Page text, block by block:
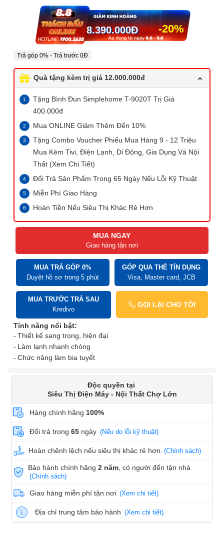
-20%
8.390.000Đ
Trả góp 0% - Trả trước 0Đ
Quà tặng kèm trị giá 12.000.000đ
Tặng Bình Đun Simplehome T-9020T Trị Giá
400.000đ
Mua ONLINE Giảm Thêm Đến 10%
Tặng Combo Voucher Phiếu Mua Hàng 9 - 12 Triệu
Mua Kèm Tivi, Điện Lạnh, Di Động, Gia Dụng Và Nội
Thất (Xem Chi Tiết)
Đổi Trả Sản Phẩm Trong 65 Ngày Nếu Lỗi Kỹ Thuật
Miễn Phí Giao Hàng
Hoàn Tiền Nếu Siêu Thị Khác Rẻ Hơn
MUA NGAY
Giao hàng tận nơi
MUA TRẢ GÓP 0%
Duyệt hồ sơ trong 5 phút
GÓP QUA THẺ TÍN DỤNG
Visa, Master card, JCB
MUA TRƯỚC TRẢ SAU
Kredivo
GỌI LẠI CHO TÔI
Tính năng nổi bật:
Thiết kế sang trọng, hiện đại
Làm lạnh nhanh chóng
Chức năng làm bia tuyết
Độc quyền tại
Siêu Thị Điện Máy - Nội Thất Chợ Lớn
Hàng chính hãng 100%
Đổi trả trong 65 ngày (Nếu do lỗi kỹ thuật)
Hoàn chênh lệch nếu siêu thị khác rẻ hơn. (Chính sách)
Bảo hành chính hãng2 năm , có người đến tận nhà
(Chính sách)
Giao hàng miễn phí tận nơi (Xem chi tiết)
Địa chỉ trung tâm bảo hành (Xem chi tiết)